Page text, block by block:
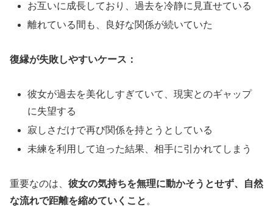
お互いに成長しており、過去を冷静に見直せている
離れている間も、良好な関係が続いていた
復縁が失敗しやすいケース：
彼女が過去を美化しすぎていて、現実とのギャップ
に失望する
寂しさだけで再び関係を持とうとしている
未練を利用して迫った結果、相手に引かれてしまう
重要なのは、 彼女の気持ちを無理に動かそうとせず、自然
な流れで距離を縮めていくこと 。